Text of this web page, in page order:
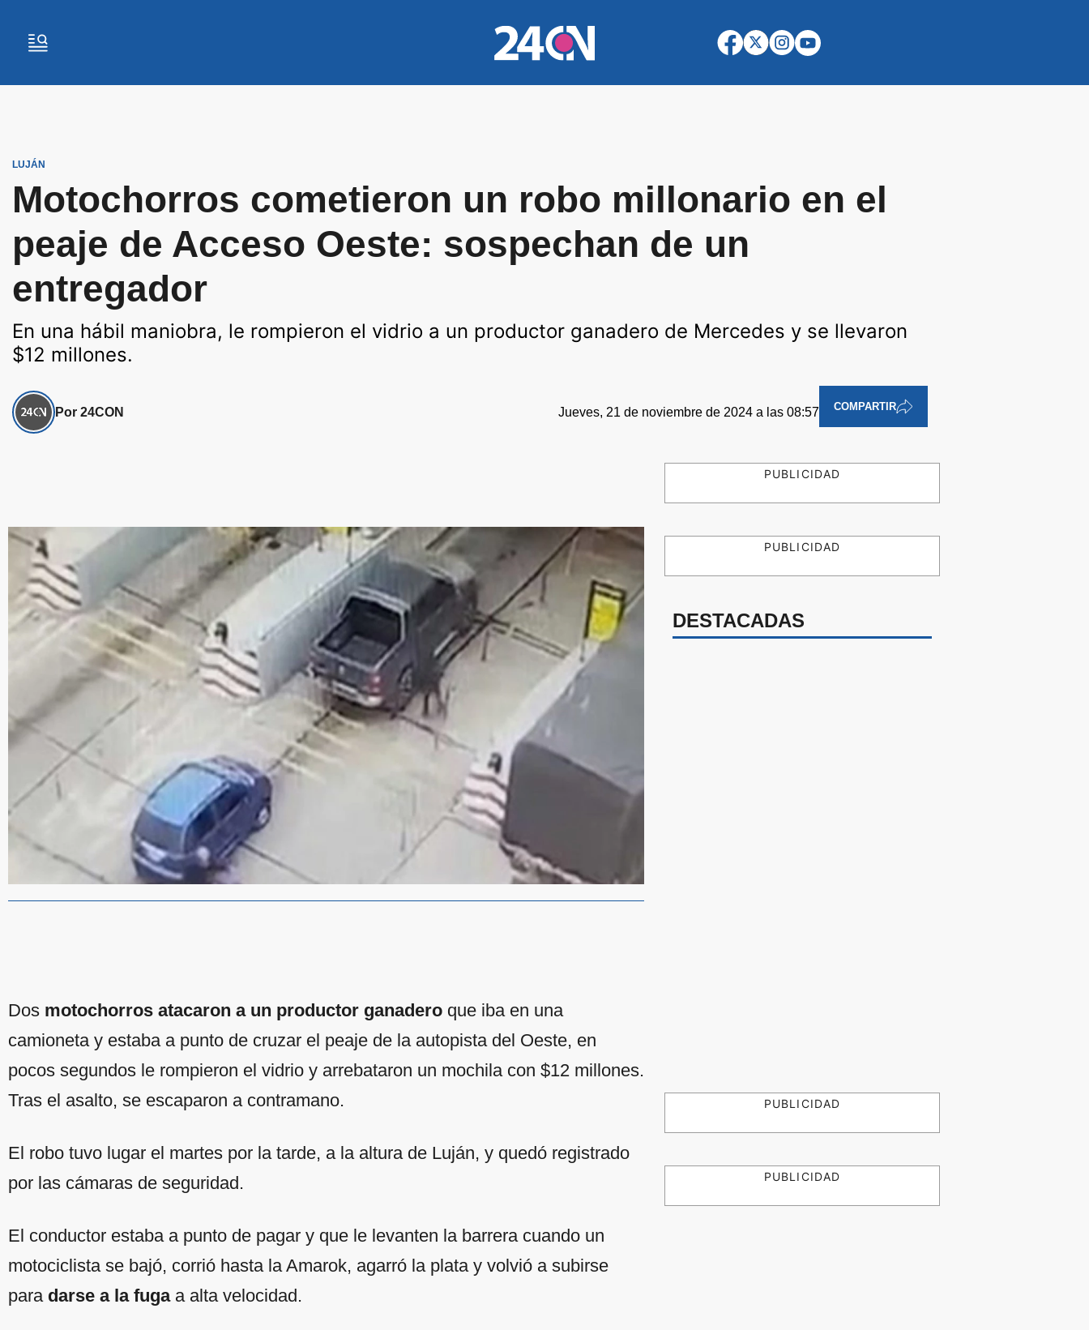
LUJÁN
Motochorros cometieron un robo millonario en el
peaje de Acceso Oeste: sospechan de un
entregador
En una hábil maniobra, le rompieron el vidrio a un productor ganadero de Mercedes y se llevaron
$12 millones.
Por 24CON Jueves, 21 de noviembre de 2024 a las 08:57 COMPARTIR
Dos motochorros atacaron a un productor ganadero que iba en una
camioneta y estaba a punto de cruzar el peaje de la autopista del Oeste, en
pocos segundos le rompieron el vidrio y arrebataron un mochila con $12 millones.
Tras el asalto, se escaparon a contramano.
El robo tuvo lugar el martes por la tarde, a la altura de Luján, y quedó registrado
por las cámaras de seguridad.
El conductor estaba a punto de pagar y que le levanten la barrera cuando un
motociclista se bajó, corrió hasta la Amarok, agarró la plata y volvió a subirse
para darse a la fugaa alta velocidad.
PUBLICIDAD
PUBLICIDAD
DESTACADAS
PUBLICIDAD
PUBLICIDAD